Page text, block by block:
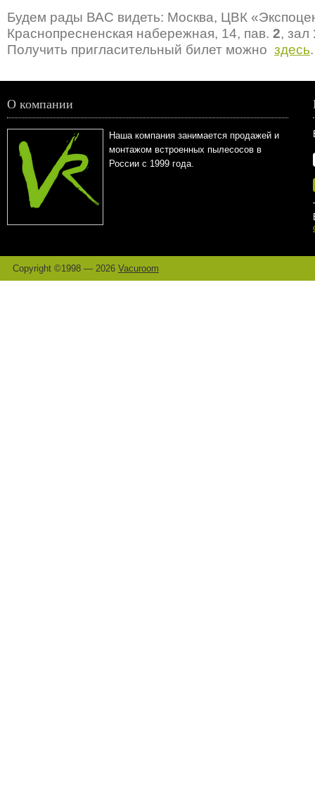
Будем рады ВАС видеть: Москва, ЦВК
Краснопресненская набережная, 14, пав. 2, зал
Получить пригласительный билет можно здесь.
О компании
Наша компания занимается продажей и
монтажом встроенных пылесосов в
России с 1999 года.
Copyright ©1998 — 2026 Vacuroom